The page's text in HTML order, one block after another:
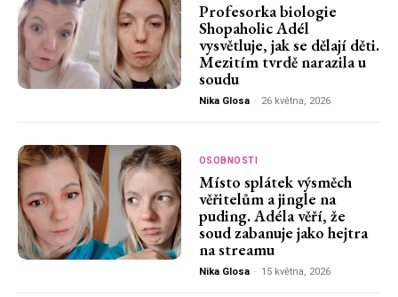
Profesorka biologie
Shopaholic Adél
vysvětluje, jak se dělají děti.
Mezitím tvrdě narazila u
soudu
Nika Glosa - 26 května, 2026
OSOBNOSTI
Místo splátek výsměch
věřitelům a jingle na
puding. Adéla věří, že
soud zabanuje jako hejtra
na streamu
Nika Glosa - 15 května, 2026